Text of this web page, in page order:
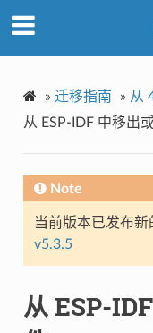
» 迁移指南 » 从
从 ESP-IDF 中移出
Note
当前版本已发布
v5.3.5
从 ESP-